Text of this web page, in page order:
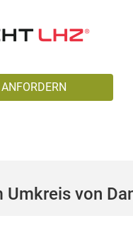
Umkreis von